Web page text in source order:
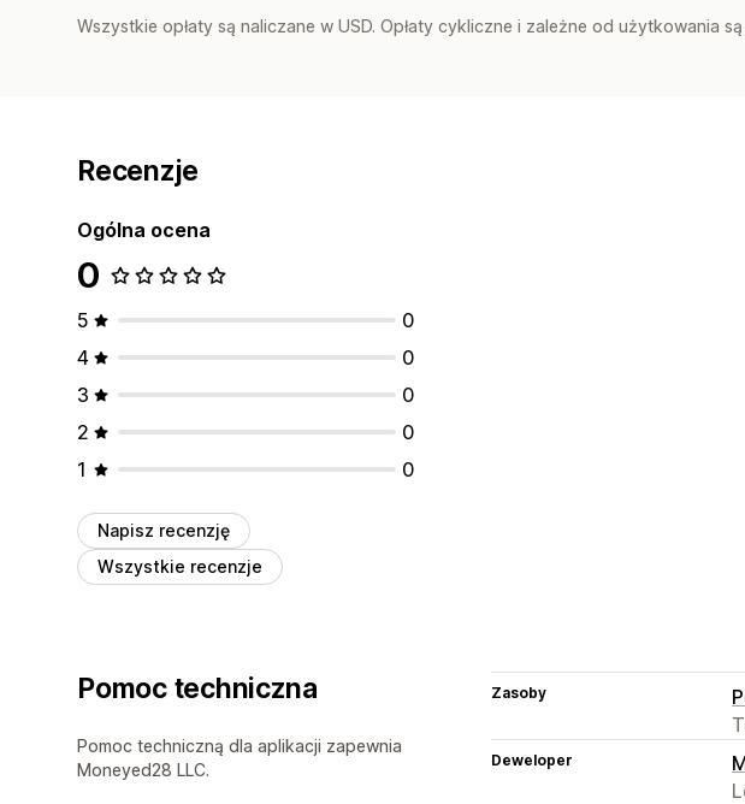
Wszystkie opłaty są naliczane w USD. Opłaty cykliczne i zależne od użytkowania
Recenzje
Ogólna ocena
0
5
0
4
0
3
0
2
0
1
0
Napisz recenzję
Wszystkie recenzje
Pomoc techniczna
Pomoc techniczną dla aplikacji zapewnia
Moneyed28 LLC.
Zasoby
Deweloper